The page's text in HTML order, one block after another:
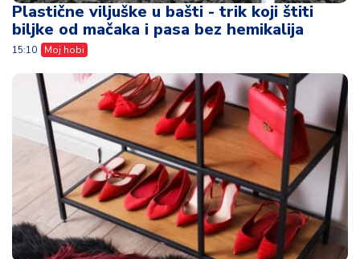
Plastične viljuške u bašti - trik koji štiti
biljke od mačaka i pasa bez hemikalija
15:10 Moj hobi